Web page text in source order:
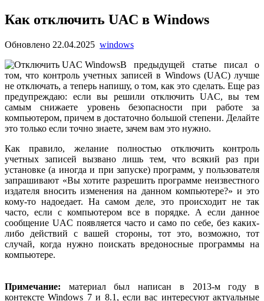
Как отключить UAC в Windows
Обновлено 22.04.2025 windows
В предыдущей статье писал о
том, что контроль учетных записей в Windows (UAC) лучше
не отключать, а теперь напишу, о том, как это сделать. Еще раз
предупреждаю: если вы решили отключить UAC, вы тем
самым снижаете уровень безопасности при работе за
компьютером, причем в достаточно большой степени. Делайте
это только если точно знаете, зачем вам это нужно.
Как правило, желание полностью отключить контроль
учетных записей вызвано лишь тем, что всякий раз при
установке (а иногда и при запуске) программ, у пользователя
запрашивают «Вы хотите разрешить программе неизвестного
издателя вносить изменения на данном компьютере?» и это
кому-то надоедает. На самом деле, это происходит не так
часто, если с компьютером все в порядке. А если данное
сообщение UAC появляется часто и само по себе, без каких-
либо действий с вашей стороны, тот это, возможно, тот
случай, когда нужно поискать вредоносные программы на
компьютере.
Примечание: материал был написан в 2013-м году в
контексте Windows 7 и 8.1, если вас интересуют актуальные